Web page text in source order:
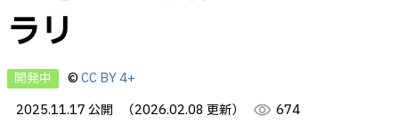
ラリ
開発中 ©CC BY 4+
2025.11.17 公開
（2026.02.08 更新） visibility 674